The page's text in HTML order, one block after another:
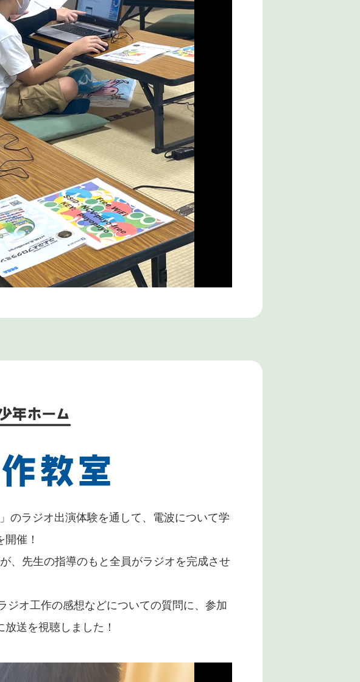
のラジオ出演体験を通して、電波について学
催！
、先生の指導のもと全員がラジオを完成させ
ジオ工作の感想などについての質問に、参加
送を視聴しました！